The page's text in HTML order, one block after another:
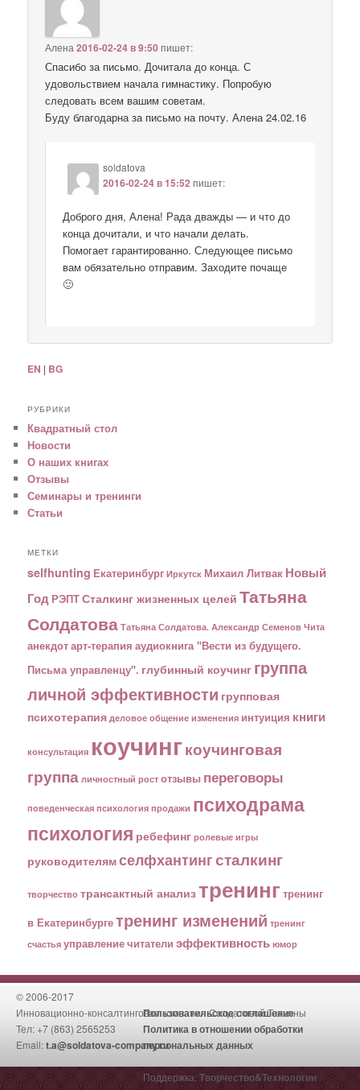
Алена 2016-02-24 в 9:50 пишет:
Спасибо за письмо. Дочитала до конца. С
удовольствием начала гимнастику. Попробую
следовать всем вашим советам.
Буду благодарна за письмо на почту. Алена 24.02.16
soldatova
2016-02-24 в 15:52 пишет:
Доброго дня, Алена! Рада дважды — и что до
конца дочитали, и что начали делать.
Помогает гарантированно. Следующее письмо
вам обязательно отправим. Заходите почаще
🙂
EN | BG
РУБРИКИ
Квадратный стол
Новости
О наших книгах
Отзывы
Семинары и тренинги
Статьи
МЕТКИ
selfhunting Екатеринбург Иркутск Михаил Литвак Новый
Год РЭПТСталкинг жизненных целей Татьяна
Солдатова Татьяна Солдатова. Александр Семенов Чита
анекдотарт-терапия аудиокнига "Вести из будущего.
Письма управленцу". глубинный коучинг группа
личной эффективности групповая
психотерапия деловое общение изменения интуиция книги
консультация коучингкоучинговая
группа личностный рост отзывы переговоры
поведенческая психология продажи психодрама
психология ребефинг ролевые игры
руководителямселфхантингсталкинг
творчество трансактный анализтренинг тренинг
в Екатеринбургетренинг изменений тренинг
счастья управлениечитатели эффективность юмор
© 2006-2017
Инновационно-консалтинговая компания Солдатовой Татьяны
Тел: +7 (863) 2565253
Email:t.a@soldatova-company.ru
Пользовательское соглашение
Политика в отношении обработки
персональных данных
Поддержка: Творчество&Технологии